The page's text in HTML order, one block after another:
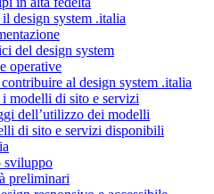
design system .italia
del design system
operative
al design system .italia
modelli di sito e servizi
dell’utilizzo dei modelli
di sito e servizi disponibili
sviluppo
preliminari